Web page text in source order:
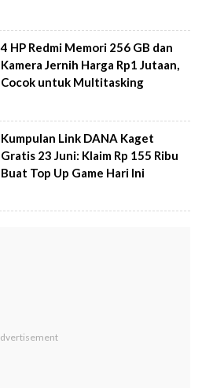
4 HP Redmi Memori 256 GB dan
Kamera Jernih Harga Rp1 Jutaan,
Cocok untuk Multitasking
Kumpulan Link DANA Kaget
Gratis 23 Juni: Klaim Rp 155 Ribu
Buat Top Up Game Hari Ini